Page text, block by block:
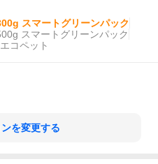
スマートグリーンパック
スマートグリーンパック
コペット
を変更する